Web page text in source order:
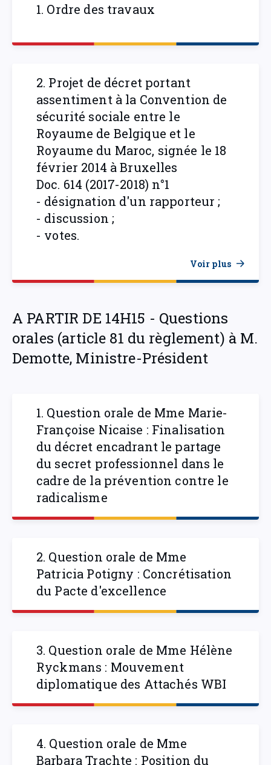
1. Ordre des travaux
2. Projet de décret portant
assentiment à la Convention de
sécurité sociale entre le
Royaume de Belgique et le
Royaume du Maroc, signée le 18
février 2014 à Bruxelles
Doc. 614 (2017-2018) n°1
- désignation d'un rapporteur ;
- discussion ;
- votes.
Voir plus
A PARTIR DE 14H15 - Questions
orales (article 81 du règlement) à M.
Demotte, Ministre-Président
1. Question orale de Mme Marie-
Françoise Nicaise : Finalisation
du décret encadrant le partage
du secret professionnel dans le
cadre de la prévention contre le
radicalisme
2. Question orale de Mme
Patricia Potigny : Concrétisation
du Pacte d'excellence
3. Question orale de Mme Hélène
Ryckmans : Mouvement
diplomatique des Attachés WBI
4. Question orale de Mme
Barbara Trachte : Position du